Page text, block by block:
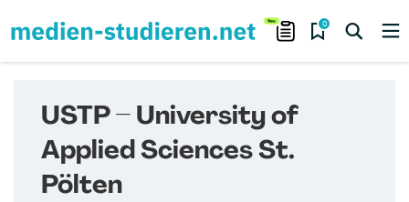
0
USTP – University of
Applied Sciences St.
Pölten